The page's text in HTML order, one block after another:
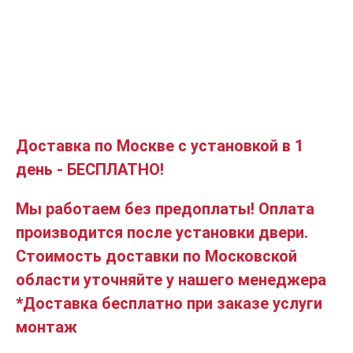
Доставка по Москве с установкой в 1
день - БЕСПЛАТНО!
Мы работаем без предоплаты! Оплата
производится после установки двери.
Стоимость доставки по Московской
области уточняйте у нашего менеджера
*Доставка бесплатно при заказе услуги
монтаж